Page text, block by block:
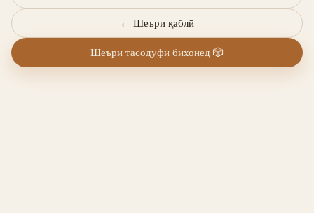
← Шеъри қаблӣ
Шеъри тасодуфӣ бихонед 🎲